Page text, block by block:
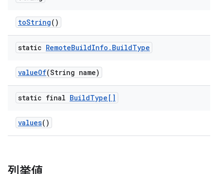
toString()
static RemoteBuildInfo . BuildType
valueOf(String name)
static final BuildType[]
values()
列挙値